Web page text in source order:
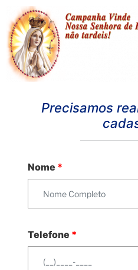
Precisamos
Nome *
Telefone *